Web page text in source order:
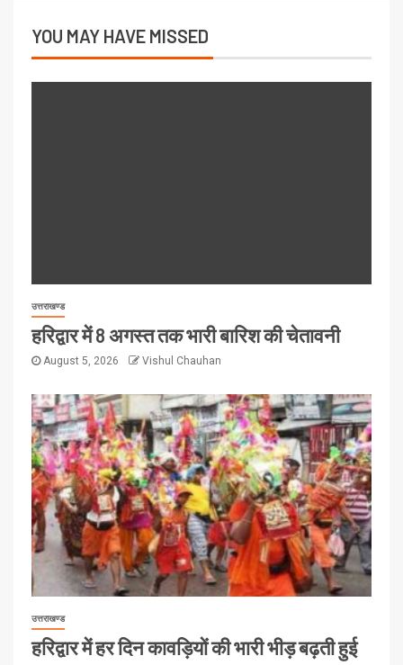
YOU MAY HAVE MISSED
उत्तराखण्ड
हरिद्वार में 8 अगस्त तक भारी बारिश की चेतावनी
August 5, 2026 Vishul Chauhan
उत्तराखण्ड
हरिद्वार में हर दिन कावड़ियों की भारी भीड़ बढ़ती हुई